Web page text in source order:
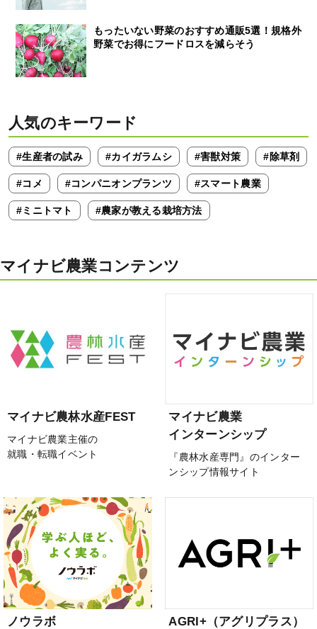
もったいない野菜のおすすめ通販5選！規格外
野菜でお得にフードロスを減らそう
人気のキーワード
#生産者の試み #カイガラムシ #害獣対策 #除草剤
#コメ #コンパニオンプランツ #スマート農業
#ミニトマト #農家が教える栽培方法
マイナビ農業コンテンツ
マイナビ農林水産FEST
マイナビ農業主催の
就職・転職イベント
マイナビ農業
インターンシップ
『農林水産専門』のインター
ンシップ情報サイト
ノウラボ AGRI+（アグリプラス）